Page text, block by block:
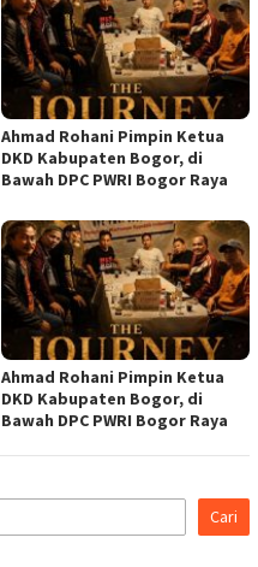
Ahmad Rohani Pimpin Ketua
DKD Kabupaten Bogor, di
Bawah DPC PWRI Bogor Raya
Ahmad Rohani Pimpin Ketua
DKD Kabupaten Bogor, di
Bawah DPC PWRI Bogor Raya
Cari